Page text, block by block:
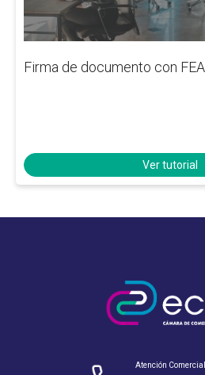
Firma de documento con
Ver tutorial
Atención